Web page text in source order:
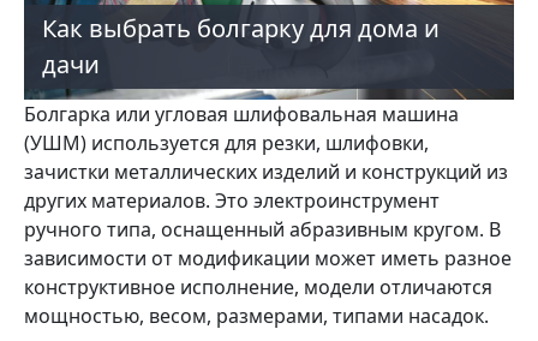
Как выбрать болгарку для дома и
дачи
Болгарка или угловая шлифовальная машина
(УШМ) используется для резки, шлифовки,
зачистки металлических изделий и конструкций из
других материалов. Это электроинструмент
ручного типа, оснащенный абразивным кругом. В
зависимости от модификации может иметь разное
конструктивное исполнение, модели отличаются
мощностью, весом, размерами, типами насадок.